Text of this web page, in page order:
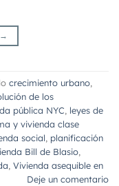
→
crecimiento urbano,
de los
pública NYC, leyes de
y vivienda clase
social, planificación
Bill de Blasio,
, Vivienda asequible en
Deje un comentario